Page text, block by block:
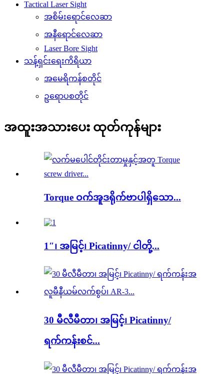
Tactical Laser Sight
အစိမ်းရောင်လေဆာ
အနီရောင်လေဆာ
Laser Bore Sight
သန့်ရှင်းရေးကိရိယာ
အမေရိကန်စတိုင်
ဥရောပစတိုင်
အထူးအသားပေး ထုတ်ကုန်များ
Torque ဝက်အူဒရိုက်ဗာပါရှိသော...
1″၊ အမြင့်၊ Picatinny/ ငါတို့...
30 မီလီမီတာ၊ အမြင့်၊ Picatinny/
ရက်ကန်းစင်...